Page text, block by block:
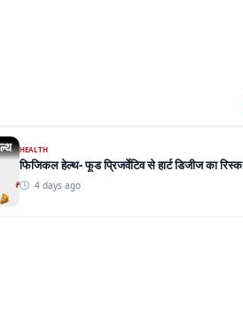
HEALTH
फिजिकल हेल्थ- फूड प्रिजर्वेटिव से हार्ट डिजीज का
4 days ago